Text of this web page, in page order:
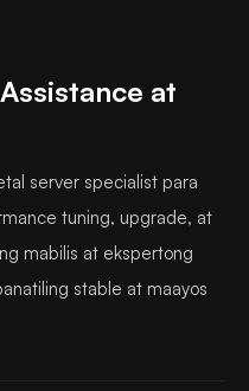
at
server specialist para
tuning, upgrade, at
mabilis at ekspertong
stable at maayos